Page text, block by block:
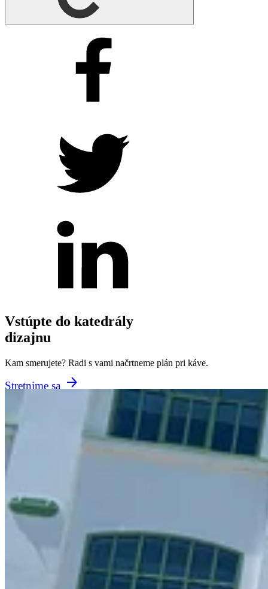
Vstúpte do katedrály
dizajnu
Kam smerujete? Radi s vami načrtneme plán pri káve.
Stretnime sa